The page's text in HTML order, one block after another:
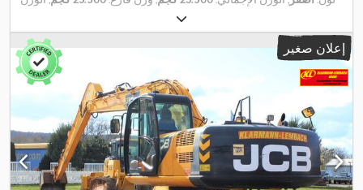
, حالة القيادة:
التسجيل الأول:11/2018, سنة الصنع:2016, ساعات التشغيل: 2.559 h,
رقم الآلة/المركبة:
الهيدروليكا, ضوضاء منخفضة,
فحص السلامة وفقًا لـ UVV, كمبيوتر على متن المركبة, مجرفة قياسية,
مسارات فولاذية, مصابيح أمامية إضافية ,
إعلان صغير